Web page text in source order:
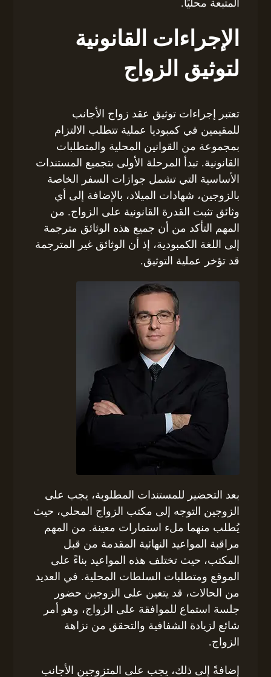
المتبعة محليًا.
الإجراءات القانونية
لتوثيق الزواج
تعتبر إجراءات توثيق عقد زواج الأجانب
للمقيمين في كمبوديا عملية تتطلب الالتزام
بمجموعة من القوانين المحلية والمتطلبات
القانونية. تبدأ المرحلة الأولى بتجميع المستندات
الأساسية التي تشمل جوازات السفر الخاصة
بالزوجين، شهادات الميلاد، بالإضافة إلى أي
وثائق تثبت القدرة القانونية على الزواج. من
المهم التأكد من أن جميع هذه الوثائق مترجمة
إلى اللغة الكمبودية، إذ أن الوثائق غير المترجمة
قد تؤخر عملية التوثيق.
بعد التحضير للمستندات المطلوبة، يجب على
الزوجين التوجه إلى مكتب الزواج المحلي، حيث
يُطلب منهما ملء استمارات معينة. من المهم
مراقبة المواعيد النهائية المقدمة من قبل
المكتب، حيث تختلف هذه المواعيد بناءً على
الموقع ومتطلبات السلطات المحلية. في العديد
من الحالات، قد يتعين على الزوجين حضور
جلسة استماع للموافقة على الزواج، وهو أمر
شائع لزيادة الشفافية والتحقق من نزاهة
الزواج.
إضافةً إلى ذلك، يجب على المتزوجين الأجانب